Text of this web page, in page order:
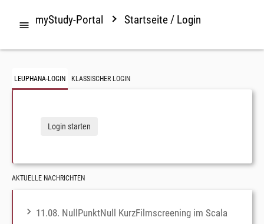
myStudy-Portal Startseite / Login

LEUPHANA-LOGIN KLASSISCHER LOGIN
Login starten
AKTUELLE NACHRICHTEN
11.08. NullPunktNull KurzFilmscreening im Scala